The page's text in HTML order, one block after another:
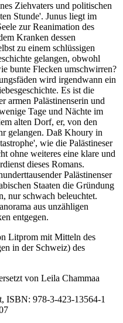
Ziehvaters und politischen
Stunde'. Junus liegt im
zur Reanimation des
Kranken dessen
zu einem schlüssigen
gelangen, obwohl
bunte Flecken umschwirren?
wird irgendwann ein
Es ist die
armen Palästinenserin und
Tage und Nächte im
alten Dorf, er, von den
gelangen. Daß Khoury in
wie die Palästineser
ohne weiteres eine klare und
dieses Romans.
Palästinenser
Staaten die Gründung
nur schwach beleuchtet.
aus unzähligen
entgegen.
Litprom mit Mitteln des
in der Schweiz) des
von Leila Chammaa
ISBN: 978-3-423-13564-1